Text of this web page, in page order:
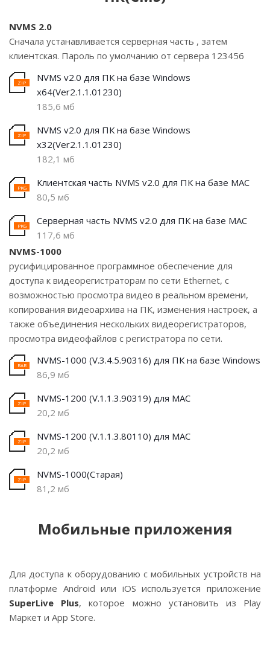
NVMS 2.0
Сначала устанавливается серверная часть , затем
клиентская. Пароль по умолчанию от сервера 123456
NVMS v2.0 для ПК на базе Windows
х64(Ver2.1.1.01230)
185,6 мб
NVMS v2.0 для ПК на базе Windows
х32(Ver2.1.1.01230)
182,1 мб
Клиентская часть NVMS v2.0 для ПК на базе MAC
80,5 мб
Серверная часть NVMS v2.0 для ПК на базе MAC
117,6 мб
NVMS-1000
русифицированное программное обеспечение для
доступа к видеорегистраторам по сети Ethernet, с
возможностью просмотра видео в реальном времени,
копирования видеоархива на ПК, изменения настроек, а
также объединения нескольких видеорегистраторов,
просмотра видеофайлов с регистратора по сети.
NVMS-1000 (V.3.4.5.90316) для ПК на базе Windows
86,9 мб
NVMS-1200 (V.1.1.3.90319) для MAC
20,2 мб
NVMS-1200 (V.1.1.3.80110) для MAC
20,2 мб
NVMS-1000(Старая)
81,2 мб
Мобильные приложения
Для доступа к оборудованию с мобильных устройств на
платформе Android или iOS используется приложение
SuperLive Plus, которое можно установить из Play
Маркет и App Store.